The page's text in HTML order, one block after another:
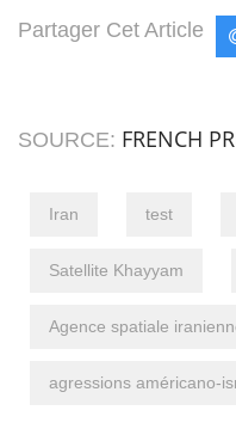
Partager Cet Article
SOURCE: FRENCH
Iran test
Satellite Khayyam
Agence spatiale
agressions américano-